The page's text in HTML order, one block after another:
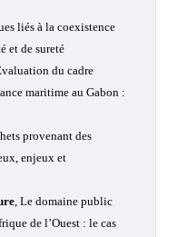
liés à la coexistence
et de sureté
du cadre
maritime au Gabon :
provenant des
enjeux et
, Le domaine public
de l’Ouest : le cas